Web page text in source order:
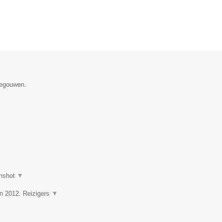
▼
2012. Reizigers ▼